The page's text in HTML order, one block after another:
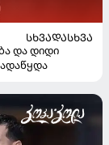
ᲡᲮᲕᲐᲓᲐᲡᲮᲕᲐ
და დიდი